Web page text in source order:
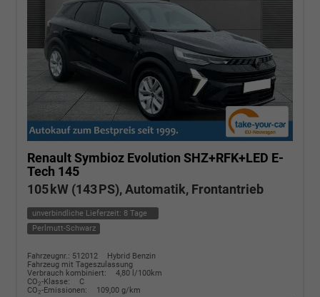
Renault Symbioz Evolution SHZ+RFK+LED E-
Tech 145
105 kW (143 PS), Automatik, Frontantrieb
unverbindliche Lieferzeit: 8 Tage
Perlmutt-Schwarz
Fahrzeugnr.: 512012
Hybrid Benzin
Fahrzeug mit Tageszulassung
Verbrauch kombiniert:
4,80 l/100km
CO2-Klasse:
C
CO2-Emissionen: 109,00 g/km